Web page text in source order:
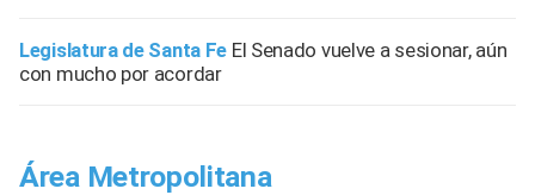
Legislatura de Santa Fe El Senado vuelve a sesionar, aún
con mucho por acordar
Área Metropolitana